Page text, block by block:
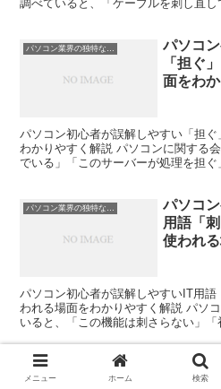
調べていると、「ケーブルを刺し直し
パソコ
「担ぐ
面をわ
パソコン初心者が誤解しやすい「担
わかりやすく解説 パソコンに関する
でいる」「このサーバーが処理を担ぐ
パソコ
用語「
使われ
パソコン初心者が誤解しやすいIT用
われる場面をわかりやすく解説 パソ
いると、「この機能は刺さらない」「
パソコ
「ディ
メニュー ホーム 検索